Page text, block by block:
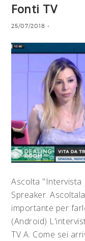
Fonti TV
25/07/2018 -
Ascolta "Intervista
Spreaker.
importante per
(Android)
TV A. Come sei